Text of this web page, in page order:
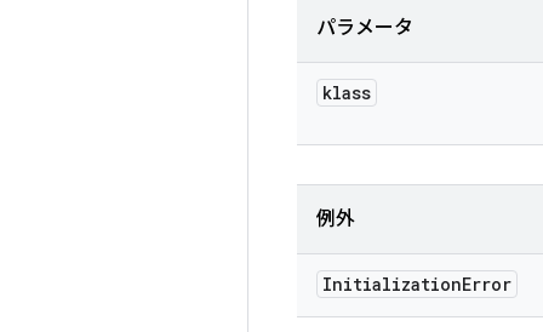
パラメータ
klass
例外
InitializationError